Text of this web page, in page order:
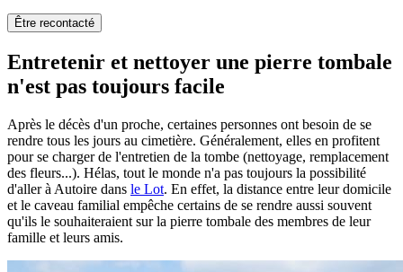
Être recontacté
Entretenir et nettoyer une pierre tombale
n'est pas toujours facile
Après le décès d'un proche, certaines personnes ont besoin de se
rendre tous les jours au cimetière. Généralement, elles en profitent
pour se charger de l'entretien de la tombe (nettoyage, remplacement
des fleurs...). Hélas, tout le monde n'a pas toujours la possibilité
d'aller à Autoire dans le Lot. En effet, la distance entre leur domicile
et le caveau familial empêche certains de se rendre aussi souvent
qu'ils le souhaiteraient sur la pierre tombale des membres de leur
famille et leurs amis.